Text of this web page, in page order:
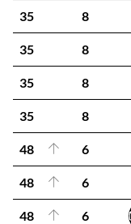
35 8
35 8
35 8
35 8
48 6
48 6
48 6